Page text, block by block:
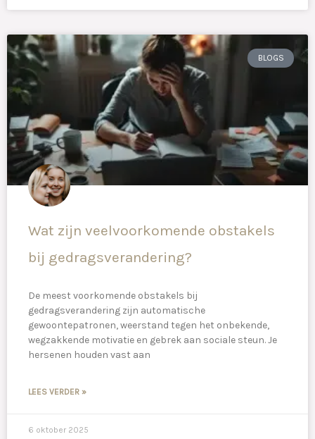
BLOGS
Wat zijn veelvoorkomende obstakels
bij gedragsverandering?
De meest voorkomende obstakels bij
gedragsverandering zijn automatische
gewoontepatronen, weerstand tegen het onbekende,
wegzakkende motivatie en gebrek aan sociale steun. Je
hersenen houden vast aan
LEES VERDER »
6 oktober 2025